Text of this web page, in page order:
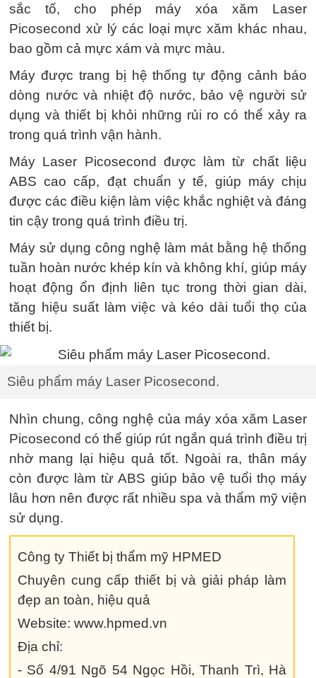
sắc tố, cho phép máy xóa xăm Laser
Picosecond xử lý các loại mực xăm khác nhau,
bao gồm cả mực xám và mực màu.
Máy được trang bị hệ thống tự động cảnh báo
dòng nước và nhiệt độ nước, bảo vệ người sử
dụng và thiết bị khỏi những rủi ro có thể xảy ra
trong quá trình vận hành.
Máy Laser Picosecond được làm từ chất liệu
ABS cao cấp, đạt chuẩn y tế, giúp máy chịu
được các điều kiện làm việc khắc nghiệt và đáng
tin cậy trong quá trình điều trị.
Máy sử dụng công nghệ làm mát bằng hệ thống
tuần hoàn nước khép kín và không khí, giúp máy
hoạt động ổn định liên tục trong thời gian dài,
tăng hiệu suất làm việc và kéo dài tuổi thọ của
thiết bị.
Siêu phẩm máy Laser Picosecond.
Nhìn chung, công nghệ của máy xóa xăm Laser
Picosecond có thể giúp rút ngắn quá trình điều trị
nhờ mang lại hiệu quả tốt. Ngoài ra, thân máy
còn được làm từ ABS giúp bảo vệ tuổi thọ máy
lâu hơn nên được rất nhiều spa và thẩm mỹ viện
sử dụng.
Công ty Thiết bị thẩm mỹ HPMED
Chuyên cung cấp thiết bị và giải pháp làm
đẹp an toàn, hiệu quả
Website: www.hpmed.vn
Địa chỉ:
- Số 4/91 Ngõ 54 Ngọc Hồi, Thanh Trì, Hà